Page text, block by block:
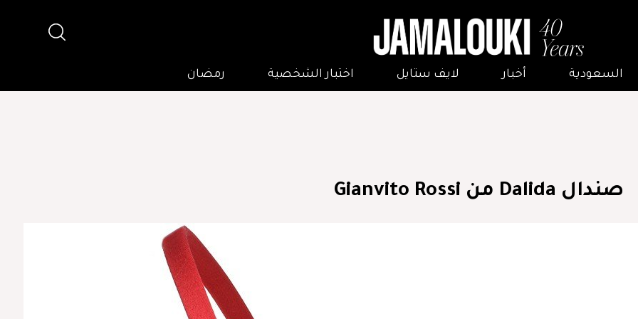
السعودية أخبار لايف ستايل اختبار الشخصية رمضان
صندال Dalida من Gianvito Rossi